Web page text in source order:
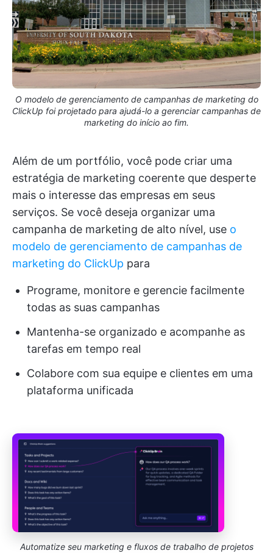
O modelo de gerenciamento de campanhas de marketing do
ClickUp foi projetado para ajudá-lo a gerenciar campanhas de
marketing do início ao fim.
Além de um portfólio, você pode criar uma
estratégia de marketing coerente que desperte
mais o interesse das empresas em seus
serviços. Se você deseja organizar uma
campanha de marketing de alto nível, use o
modelo de gerenciamento de campanhas de
marketing do ClickUp para
Programe, monitore e gerencie facilmente
todas as suas campanhas
Mantenha-se organizado e acompanhe as
tarefas em tempo real
Colabore com sua equipe e clientes em uma
plataforma unificada
Automatize seu marketing e fluxos de trabalho de projetos